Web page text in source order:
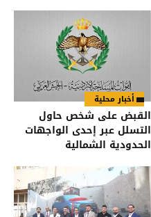
أخبار محلية
القبض على شخص حاول
التسلل عبر إحدى الواجهات
الحدودية الشمالية